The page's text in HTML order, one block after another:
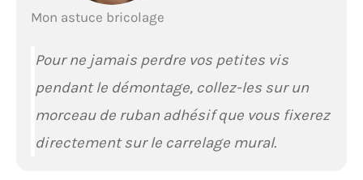
Mon astuce bricolage
Pour ne jamais perdre vos petites vis
pendant le démontage, collez-les sur un
morceau de ruban adhésif que vous fixerez
directement sur le carrelage mural.